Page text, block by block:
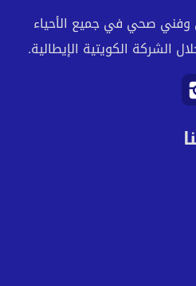
وفني صحي في جميع الأحياء
الشركة الكويتية الإيطالية.
تابعنا
على